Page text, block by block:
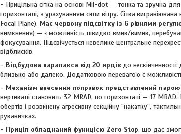
- Прицільна сітка на основі Mil-dot — тонка та зручна
горизонталі, з урахуванням сили вітру. Сітка
Focal Plane). Має червону підсвітку із 6 рівнями
вимкнення) — є можливість швидко вмик/вимик,
фокусування. Підсвічується невелике центральне
відблисків.
- Відбудова паралакса від 20 ярдів до
близько або далеко. Додатковою перевагою є
- Механізм внесення поправок представлений парою
вертикалі становить 32 MRAD, по горизонталі — 17
обертів і розвинену агресивну секційну "накатку",
рукавичках.
- Приціл обладнаний функцією Zero Stop, що дає